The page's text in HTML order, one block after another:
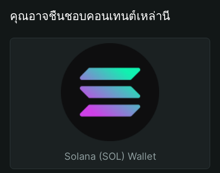
คุณอาจชื่นชอบคอนเทนต์เหล่านี้
Solana (SOL) Wallet